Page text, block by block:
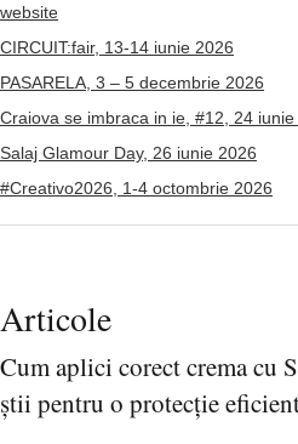
website
CIRCUIT:fair, 13-14 iunie 2026
PASARELA, 3 – 5 decembrie 2026
Craiova se imbraca in ie, #12, 24 iunie
Salaj Glamour Day, 26 iunie 2026
#Creativo2026, 1-4 octombrie 2026
Articole
Cum aplici corect crema cu
știi pentru o protecție